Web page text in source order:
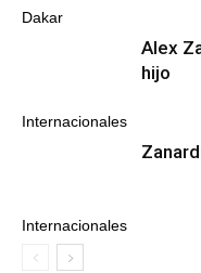
Dakar
Internacionales
Alex
hijo
Internacionales